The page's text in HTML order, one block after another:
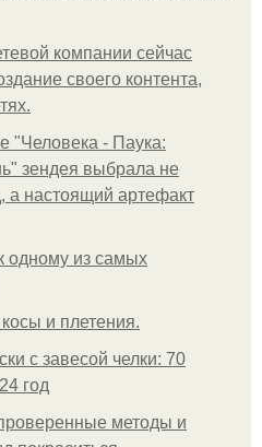
компании сейчас
своего контента,
"Человека - Паука:
зендея выбрала не
а настоящий артефакт
одному из самых
и плетения.
с завесой челки: 70
год
методы и